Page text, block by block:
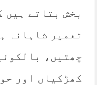
بخش بتاتے ہیں
تعمیر شاہانہ
چھتیں،
کھڑکیاں اور